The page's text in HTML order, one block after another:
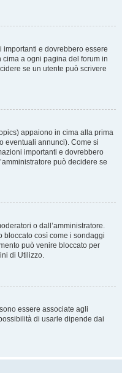
e dovrebbero essere
a ogni pagina del forum in
se un utente può scrivere
appaiono in cima alla prima
eventuali annunci). Come si
importanti e dovrebbero
può decidere se
o dall’amministratore.
bloccato così come i sondaggi
può venire bloccato per
di Utilizzo.
essere associate agli
di usarle dipende dai